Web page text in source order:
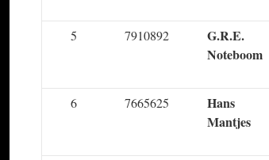
5 7910892
G.R.E.
Noteboom
6 7665625
Hans
Mantjes